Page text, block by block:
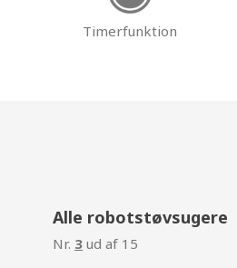
Timerfunktion
Alle robotstøvsugere
Nr. 3 ud af 15